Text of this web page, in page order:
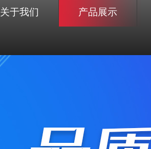
关于我们 产品展示